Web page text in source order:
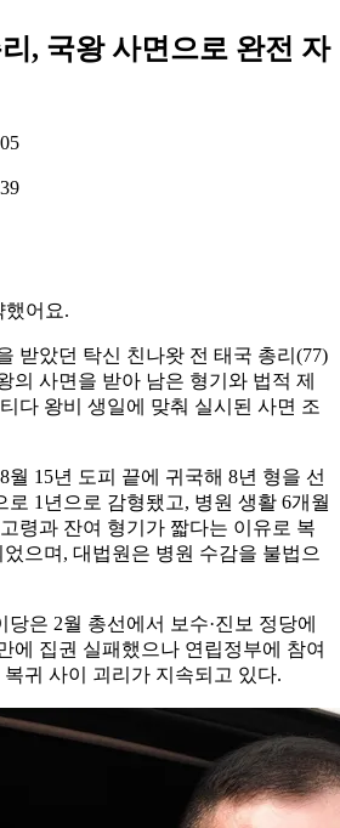
, 국왕 사면으로 완전 자
했어요.
받았던 탁신 친나왓 전 태국 총리(77)
의 사면을 받아 남은 형기와 법적 제
다 왕비 생일에 맞춰 실시된 사면 조
월 15년 도피 끝에 귀국해 8년 형을 선
로 1년으로 감형됐고, 병원 생활 6개월
령과 잔여 형기가 짧다는 이유로 복
으며, 대법원은 병원 수감을 불법으
은 2월 총선에서 보수·진보 정당에
에 집권 실패했으나 연립정부에 참여
귀 사이 괴리가 지속되고 있다.